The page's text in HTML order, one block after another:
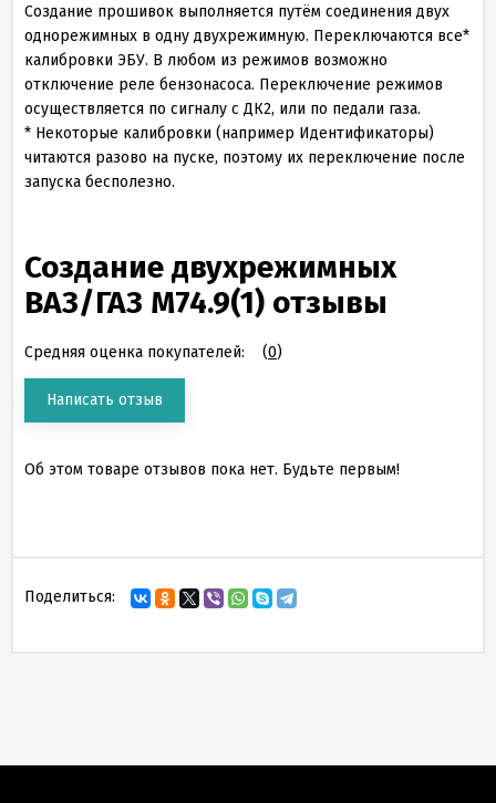
Создание прошивок выполняется путём соединения двух
однорежимных в одну двухрежимную. Переключаются все*
калибровки ЭБУ. В любом из режимов возможно
отключение реле бензонасоса. Переключение режимов
осуществляется по сигналу с ДК2, или по педали газа.
* Некоторые калибровки (например Идентификаторы)
читаются разово на пуске, поэтому их переключение после
запуска бесполезно.
Создание двухрежимных
ВАЗ/ГАЗ М74.9(1) отзывы
Средняя оценка покупателей: (0)
Написать отзыв
Об этом товаре отзывов пока нет. Будьте первым!
Поделиться: